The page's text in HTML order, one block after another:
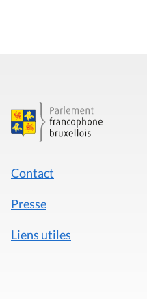
Contact
Presse
Liens utiles